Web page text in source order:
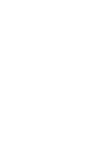
который